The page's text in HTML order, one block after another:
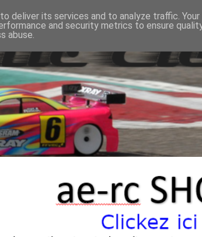
deliver its services and to analyze traffic.
and security metrics to ensure
abuse.